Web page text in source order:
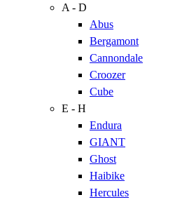
A - D
Abus
Bergamont
Cannondale
Croozer
Cube
E - H
Endura
GIANT
Ghost
Haibike
Hercules